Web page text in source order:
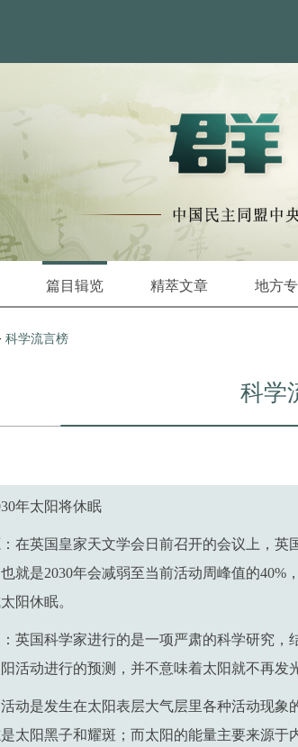
篇目辑览 精萃文章 地方专
科学流言榜
科学
年太阳将休眠
在英国皇家天文学会日前召开的会议上，英
就是2030年会减弱至当前活动周峰值的
阳休眠。
英国科学家进行的是一项严肃的科学研究
活动进行的预测，并不意味着太阳就不再发
动是发生在太阳表层大气层里各种活动现象
太阳黑子和耀斑；而太阳的能量主要来源于